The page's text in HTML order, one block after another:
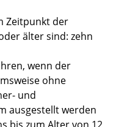
Zeitpunkt der
älter sind: zehn
, wenn der
ohne
und
ausgestellt werden